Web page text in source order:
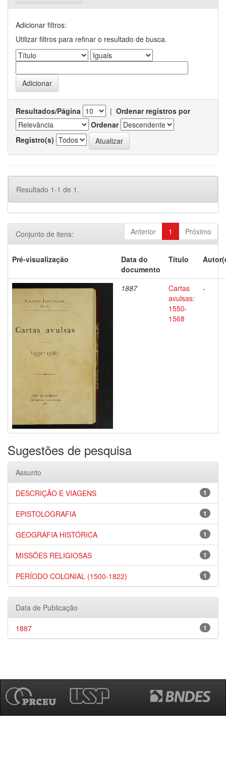
Adicionar filtros:
Utilizar filtros para refinar o resultado de busca.
Resultados/Página | Ordenar registros por
Ordenar
Registro(s)
Resultado 1-1 de 1.
Anterior 1 Próximo
Conjunto de itens:
Pré-visualização
Data do
documento
Título
1887
Cartas
avulsas:
1550-
1568
-
Sugestões de pesquisa
Assunto
1
DESCRIÇÃO E VIAGENS
1
EPISTOLOGRAFIA
1
GEOGRAFIA HISTÓRICA
1
MISSÕES RELIGIOSAS
1
PERÍODO COLONIAL (1500-1822)
Data de Publicação
1
1887